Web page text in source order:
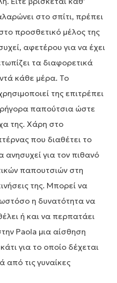
στο σπίτι, πρέπει
προσθετικό μέλος της
αφετέρου για να έχει
τα διαφορετικά
κάθε μέρα. Το
της επιτρέπει
παπούτσια ώστε
της. Χάρη στο
που διαθέτει το
ανησυχεί για τον πιθανό
παπουτσιών στη
της. Μπορεί να
η δυνατότητα να
ή και να περπατάει
Paola μια αίσθηση
για το οποίο δέχεται
από τις γυναίκες